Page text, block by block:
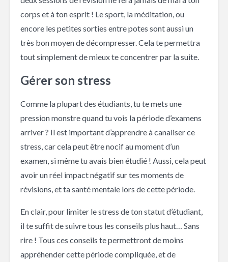
corps et à ton esprit ! Le sport, la méditation, ou
encore les petites sorties entre potes sont aussi un
très bon moyen de décompresser. Cela te permettra
tout simplement de mieux te concentrer par la suite.
Gérer son stress
Comme la plupart des étudiants, tu te mets une
pression monstre quand tu vois la période d’examens
arriver ? Il est important d’apprendre à canaliser ce
stress, car cela peut être nocif au moment d’un
examen, si même tu avais bien étudié ! Aussi, cela peut
avoir un réel impact négatif sur tes moments de
révisions, et ta santé mentale lors de cette période.
En clair, pour limiter le stress de ton statut d’étudiant,
il te suffit de suivre tous les conseils plus haut… Sans
rire ! Tous ces conseils te permettront de moins
appréhender cette période compliquée, et de